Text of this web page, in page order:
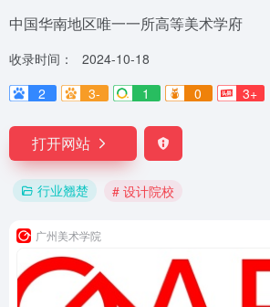
中国华南地区唯一一所高等美术学府
收录时间：
2024-10-18
2
3- 1 0 3+
打开网站
行业翘楚 # 设计院校
广州美术学院